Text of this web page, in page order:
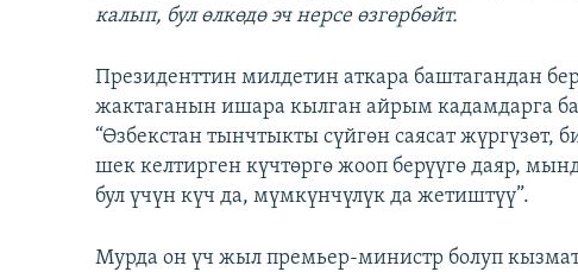
калып, бул өлкөдө эч нерсе өзгөрбөйт.
Президенттин милдетин аткара баштагандан
жактаганын ишара кылган айрым кадамдарга
“Өзбекстан тынчтыкты сүйгөн саясат жүргүзөт,
шек келтирген күчтөргө жооп берүүгө даяр,
бул үчүн күч да, мүмкүнчүлүк да жетиштүү”.
Мурда он үч жыл премьер-министр болуп